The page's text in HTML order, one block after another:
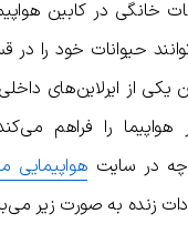
خانگی در کابین
حیوانات خود را در
یکی از ایرلاین‌های
را فراهم
در سایت هواپیمایی
زنده به صورت زیر